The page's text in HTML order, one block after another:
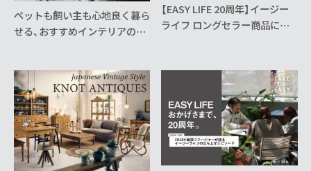
ペットも飼い主も心地良く暮ら
せる、おすすめインテリアのご
【EASY LIFE 20周年】イージー
ライフ ロングセラー商品につ